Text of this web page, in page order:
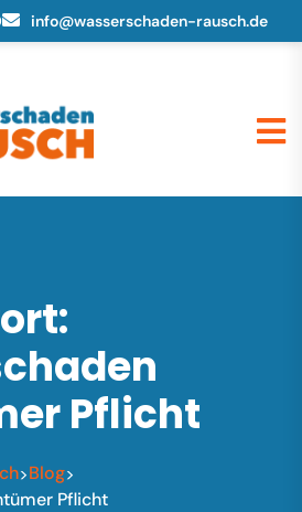
info@wasserschaden-rausch.de
Pflicht
>Blog>
Pflicht